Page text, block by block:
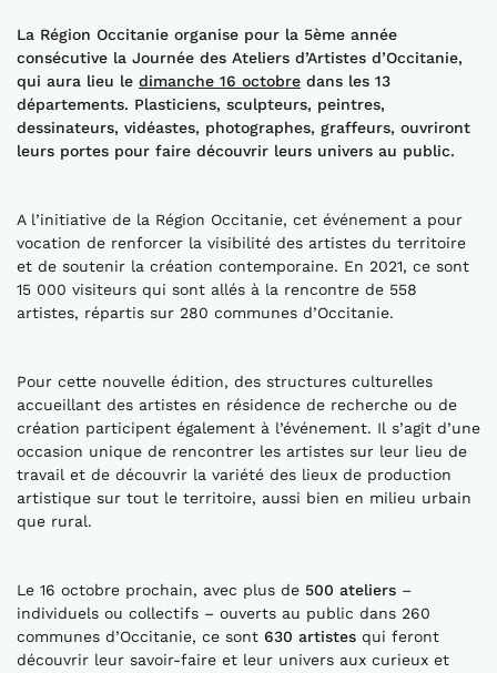
La Région Occitanie organise pour la 5ème année
consécutive la Journée des Ateliers d’Artistes d’Occitanie,
qui aura lieu le dimanche 16 octobre dans les 13
départements. Plasticiens, sculpteurs, peintres,
dessinateurs, vidéastes, photographes, graffeurs, ouvriront
leurs portes pour faire découvrir leurs univers au public.
A l’initiative de la Région Occitanie, cet événement a pour
vocation de renforcer la visibilité des artistes du territoire
et de soutenir la création contemporaine. En 2021, ce sont
15 000 visiteurs qui sont allés à la rencontre de 558
artistes, répartis sur 280 communes d’Occitanie.
Pour cette nouvelle édition, des structures culturelles
accueillant des artistes en résidence de recherche ou de
création participent également à l’événement. Il s’agit d’une
occasion unique de rencontrer les artistes sur leur lieu de
travail et de découvrir la variété des lieux de production
artistique sur tout le territoire, aussi bien en milieu urbain
que rural.
Le 16 octobre prochain, avec plus de 500 ateliers –
individuels ou collectifs – ouverts au public dans 260
communes d’Occitanie, ce sont 630 artistes qui feront
découvrir leur savoir-faire et leur univers aux curieux et